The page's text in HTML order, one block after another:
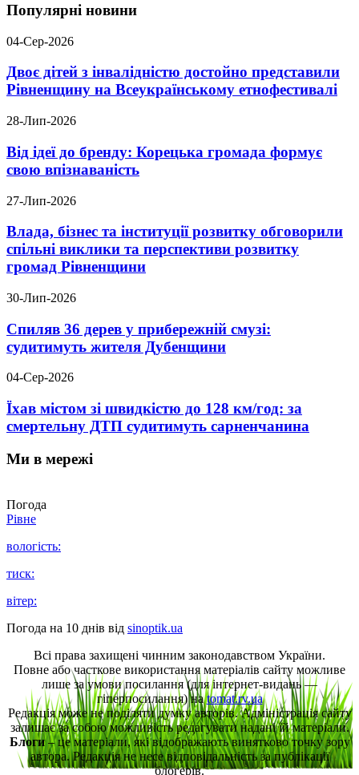
Популярні новини
04-Сер-2026
Двоє дітей з інвалідністю достойно представили
Рівненщину на Всеукраїнському етнофестивалі
28-Лип-2026
Від ідеї до бренду: Корецька громада формує
свою впізнаваність
27-Лип-2026
Влада, бізнес та інституції розвитку обговорили
спільні виклики та перспективи розвитку
громад Рівненщини
30-Лип-2026
Спиляв 36 дерев у прибережній смузі:
судитимуть жителя Дубенщини
04-Сер-2026
Їхав містом зі швидкістю до 128 км/год: за
смертельну ДТП судитимуть сарненчанина
Ми в мережі
Погода
Рівне
вологість:
тиск:
вітер:
Погода на 10 днів від sinoptik.ua
Всі права захищені чинним законодавством України.
Повне або часткове використання матеріалів сайту можливе
лише за умови посилання (для інтернет-видань —
гіперпосилання) наtomat.rv.ua
Редакція може не поділяти думку авторів. Адміністрація сайту
залишає за собою можливість редагувати надані їй матеріали.
Блоги– це матеріали, які відображають винятково точку зору
автора. Редакція не несе відповідальність за публікації
блогерів.